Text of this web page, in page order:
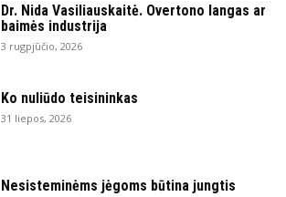
Dr. Nida Vasiliauskaitė. Overtono langas ar
baimės industrija
3 rugpjūčio, 2026
Ko nuliūdo teisininkas
31 liepos, 2026
Nesisteminėms jėgoms būtina jungtis